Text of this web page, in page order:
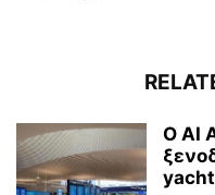
Ο AI